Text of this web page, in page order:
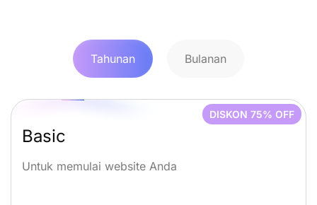
Tahunan Bulanan
Basic
Untuk memulai website Anda
DISKON 75% OFF